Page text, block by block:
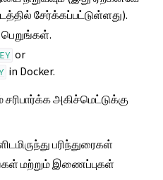
சேர்க்கப்பட்டுள்ளது).
or
in Docker.
அகிச்மெட்டுக்கு
பரிந்துரைகள்
மற்றும் இணைப்புகள்